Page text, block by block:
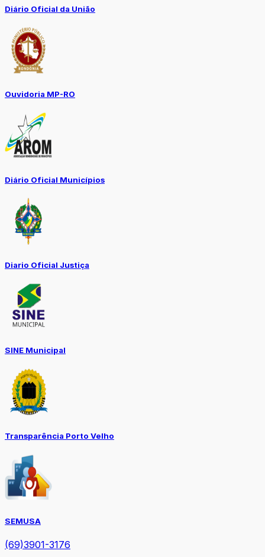
Diário Oficial da União
Ouvidoria MP-RO
Diário Oficial Municípios
Diario Oficial Justiça
SINE Municipal
Transparência Porto Velho
SEMUSA
(69)3901-3176